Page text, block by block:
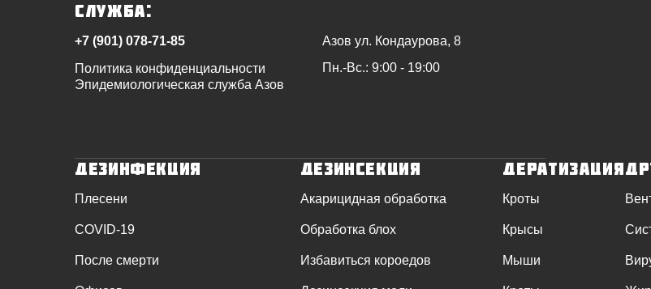
служба:
+7 (901) 078-71-85
Политика конфиденциальности
Эпидемиологическая служба Азов
Азов ул. Кондаурова, 8
Пн.-Вс.: 9:00 - 19:00
Дезинфекция
Плесени
COVID-19
После смерти
Дезинсекция
Акарицидная обработка
Обработка блох
Избавиться короедов
Дератизация
Кроты
Крысы
Мыши